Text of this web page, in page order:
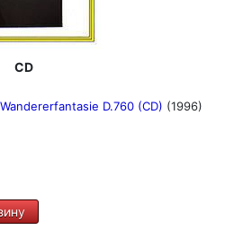
CD
D.760 (CD) (1996)